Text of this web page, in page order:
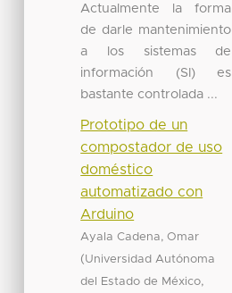
Actualmente la forma
de darle mantenimiento
a los sistemas de
información (SI) es
bastante controlada ...
Prototipo de un
compostador de uso
doméstico
automatizado con
Arduino
Ayala Cadena, Omar
(Universidad Autónoma
del Estado de México,